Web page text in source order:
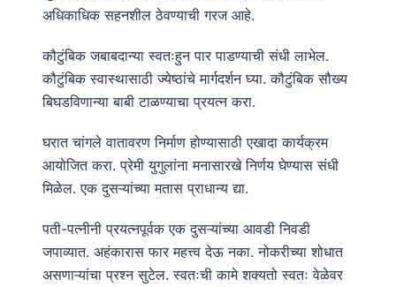
अधिकाधिक सहनशील ठेवण्याची गरज आहे.
कौटुंबिक जबाबदान्या स्वतःहुन पार पाडण्याची संधी लाभेल.
कौटुंबिक स्वास्थासाठी ज्येष्ठांचे मार्गदर्शन घ्या. कौटुंबिक सौख्य
बिघडविणान्या बाबी टाळण्याचा प्रयत्न करा.
घरात चांगले वातावरण निर्माण होण्यासाठी एखादा कार्यक्रम
आयोजित करा. प्रेमी युगुलांना मनासारखे निर्णय घेण्यास संधी
मिळेल. एक दुसऱ्यांच्या मतास प्राधान्य द्या.
पती-पत्नीनी प्रयत्नपूर्वक एक दुसऱ्यांच्या आवडी निवडी
जपाव्यात. अहंकारास फार महत्त्व देऊ नका. नोकरीच्या शोधात
असणाऱ्यांचा प्रश्न सुटेल. स्वतःची कामे शक्यतो स्वतः वेळेवर